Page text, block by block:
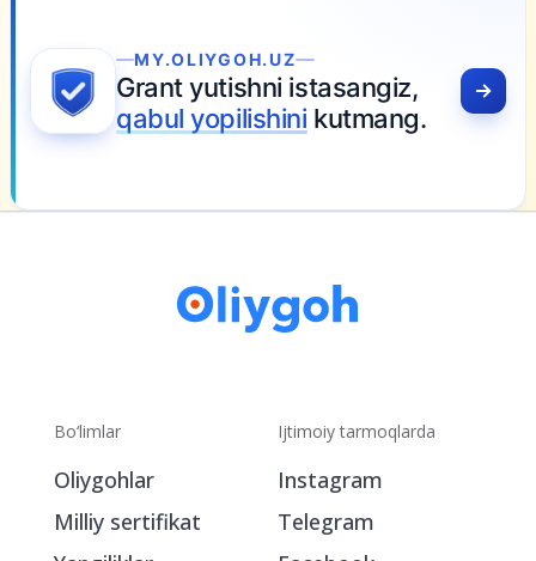
MY.OLIYGOH.UZ
Grant yutishni istasangiz,
qabul yopilishini kutmang.
Bo‘limlar
Oliygohlar
Milliy sertifikat
Ijtimoiy tarmoqlarda
Instagram
Telegram